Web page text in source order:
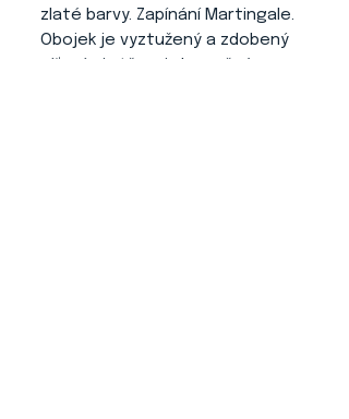
zlaté barvy. Zapínání Martingale.
Obojek je vyztužený a zdobený
níťovými střapci. Je možné